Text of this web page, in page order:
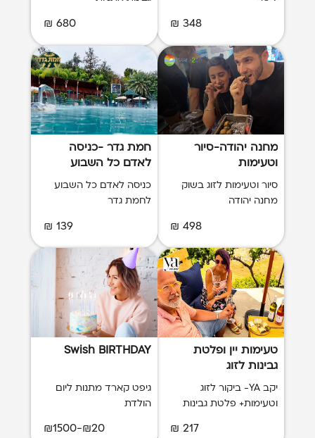
348 ₪
680 ₪
מחנה יהודה-סיור
וטעימות
סיור וטעימות לזוג בשוק
מחנה יהודה
498 ₪
חמת גדר -כניסה
לאדם כל השבוע
כניסה לאדם כל השבוע
לחמת גדר
139 ₪
טעימות יין ופלטת
גבינות לזוג
יקב YA- ביקור לזוג
וטעימות+ פלטת גבינות
217 ₪
Swish BIRTHDAY
גיפט קארד מתנות ליום
הולדת
₪20-₪1500